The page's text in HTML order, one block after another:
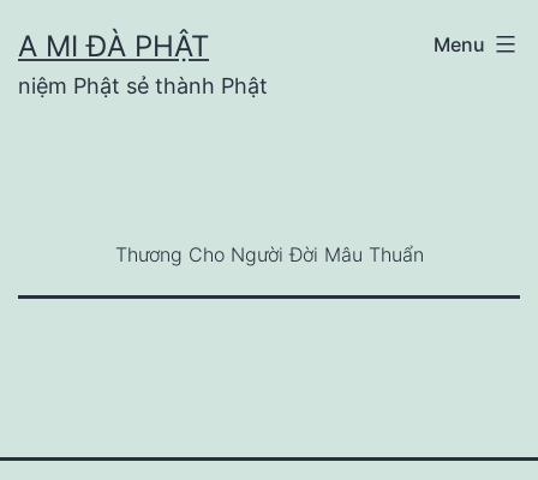
to
content
A MI ĐÀ PHẬT
niệm Phật sẻ thành Phật
Menu
Thương Cho Người Đời Mâu Thuẩn